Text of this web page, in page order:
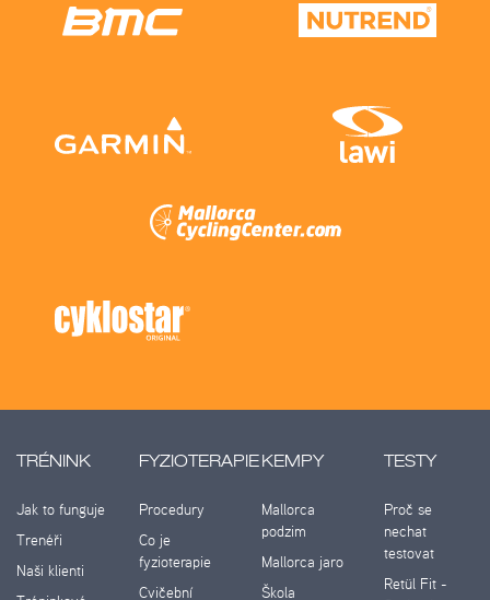
TRÉNINK
Jak to funguje
Trenéři
Naši klienti
FYZIOTERAPIE
Procedury
Co je
fyzioterapie
Cvičební
KEMPY
Mallorca
podzim
Mallorca jaro
Škola
TESTY
Proč se
nechat
testovat
Retül Fit -